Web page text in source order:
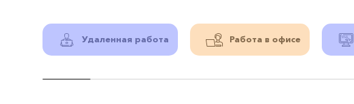
Удаленная работа Работа в офисе